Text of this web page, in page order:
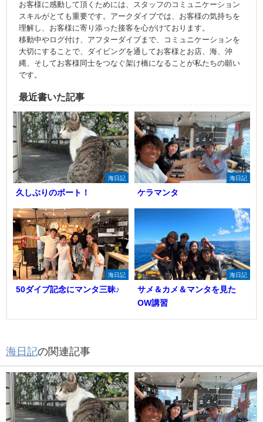
お客様に感動して頂くためには、スタッフのコミュニケーション
スキルがとても重要です。アークダイブでは、お客様の気持ちを
理解し、お客様に寄り添った接客を心がけております。
移動中やログ付け、アフターダイブまで、コミュニケーションを
大切にすることで、ダイビングを通してお客様とお店、海、沖
縄、そしてお客様同士をつなぐ架け橋になることが私たちの願い
です。
最近書いた記事
海日記
久しぶりのボート！
海日記
ケラマンタ
海日記
50ダイブ記念にマンタ三昧♪
海日記
サメ＆カメ＆マンタを見た
OW講習
海日記の関連記事